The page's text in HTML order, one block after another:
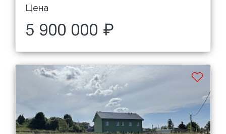
Цена
5 900 000 ₽